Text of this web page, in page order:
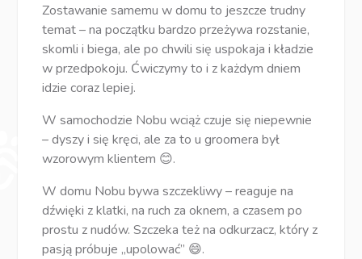
Zostawanie samemu w domu to jeszcze trudny
temat – na początku bardzo przeżywa rozstanie,
skomli i biega, ale po chwili się uspokaja i kładzie
w przedpokoju. Ćwiczymy to i z każdym dniem
idzie coraz lepiej.
W samochodzie Nobu wciąż czuje się niepewnie
– dyszy i się kręci, ale za to u groomera był
wzorowym klientem 😊.
W domu Nobu bywa szczekliwy – reaguje na
dźwięki z klatki, na ruch za oknem, a czasem po
prostu z nudów. Szczeka też na odkurzacz, który z
pasją próbuje „upolować” 😄.